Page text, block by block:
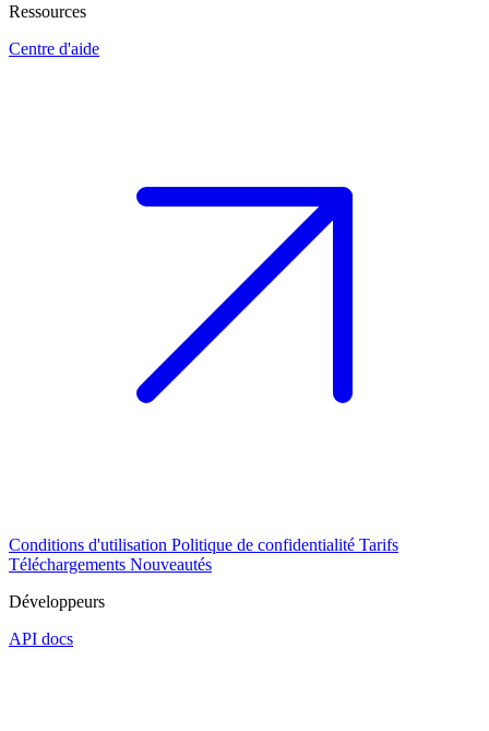
Ressources
Centre d'aide
Conditions d'utilisation Politique de confidentialité Tarifs
Téléchargements Nouveautés
Développeurs
API docs